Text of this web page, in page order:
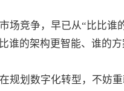
场竞争，早已从“比比谁
谁的架构更智能、谁的
规划数字化转型，不妨